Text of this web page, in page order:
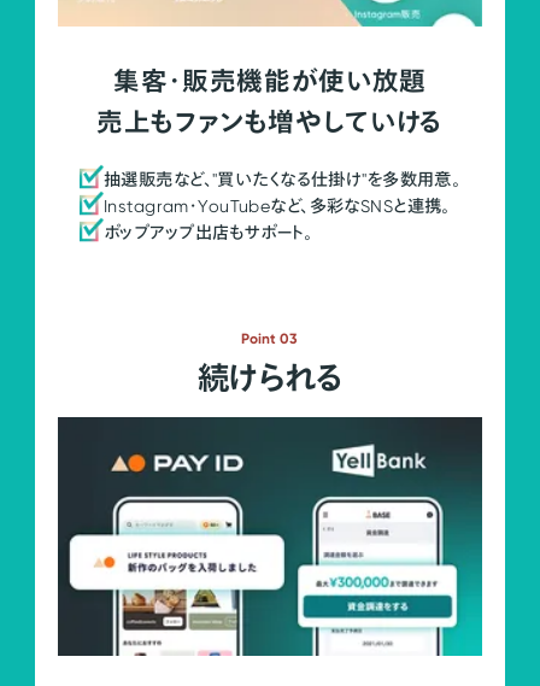
集客・販売機能が使い放題
売上もファンも増やしていける
抽選販売など、"買いたくなる仕掛け"を多数用意。
Instagram・YouTubeなど、多彩なSNSと連携。
ポップアップ出店もサポート。
Point 03
続けられる